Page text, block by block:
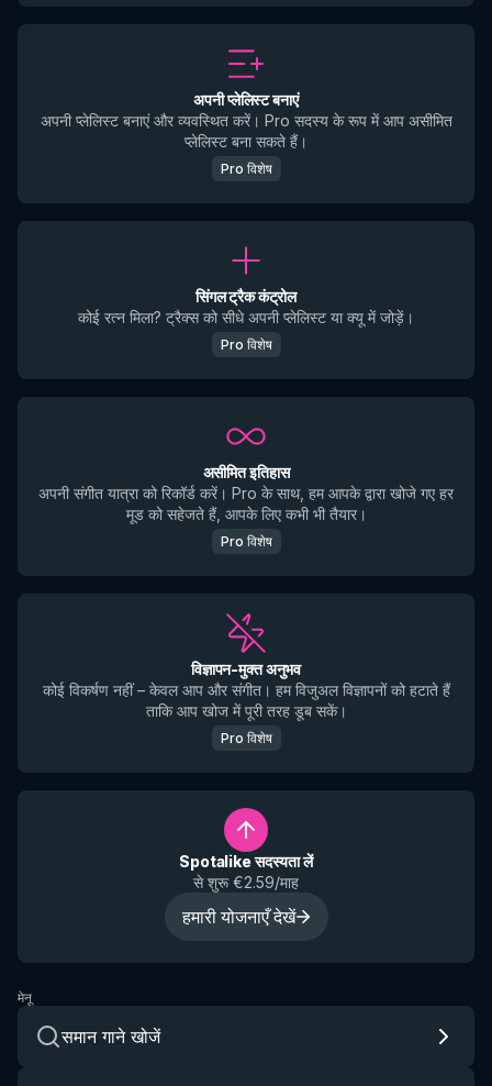
अपनी प्लेलिस्ट बनाएं
अपनी प्लेलिस्ट बनाएं और व्यवस्थित करें। Pro सदस्य के रूप में आप असीमित
प्लेलिस्ट बना सकते हैं।
Pro विशेष
सिंगल ट्रैक कंट्रोल
कोई रत्न मिला? ट्रैक्स को सीधे अपनी प्लेलिस्ट या क्यू में जोड़ें।
Pro विशेष
असीमित इतिहास
अपनी संगीत यात्रा को रिकॉर्ड करें। Pro के साथ, हम आपके द्वारा खोजे गए हर
मूड को सहेजते हैं, आपके लिए कभी भी तैयार।
Pro विशेष
विज्ञापन-मुक्त अनुभव
कोई विकर्षण नहीं – केवल आप और संगीत। हम विजुअल विज्ञापनों को हटाते हैं
ताकि आप खोज में पूरी तरह डूब सकें।
Pro विशेष
Spotalike सदस्यता लें
से शुरू €2.59/माह
हमारी योजनाएँ देखें
मेनू
समान गाने खोजें